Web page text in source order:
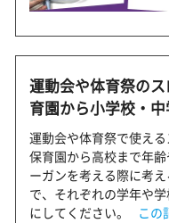
運動会や体育祭の
育園から小学校・
運動会や体育祭で使える
保育園から高校まで年
ーガンを考える際に考
で、それぞれの学年や
にしてください。
この